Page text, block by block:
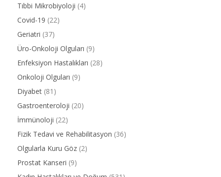
Tıbbi Mikrobiyoloji (4)
Covid-19 (22)
Geriatri (37)
Üro-Onkoloji Olguları (9)
Enfeksiyon Hastalıkları (28)
Onkoloji Olguları (9)
Diyabet (81)
Gastroenteroloji (20)
İmmünoloji (22)
Fizik Tedavi ve Rehabilitasyon (36)
Olgularla Kuru Göz (2)
Prostat Kanseri (9)